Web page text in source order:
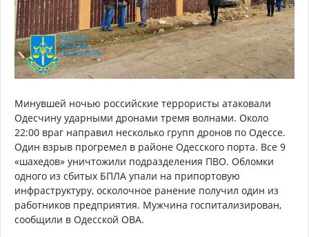
Минувшей ночью российские террористы атаковали
Одесчину ударными дронами тремя волнами. Около
22:00 враг направил несколько групп дронов по Одессе.
Один взрыв прогремел в районе Одесского порта. Все 9
«шахедов» уничтожили подразделения ПВО. Обломки
одного из сбитых БПЛА упали на припортовую
инфраструктуру, осколочное ранение получил один из
работников предприятия. Мужчина госпитализирован,
сообщили в Одесской ОВА.